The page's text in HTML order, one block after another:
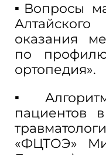
▪Вопросы
оказания
по
ортопедия».
пациентов
«ФЦТОЭ»